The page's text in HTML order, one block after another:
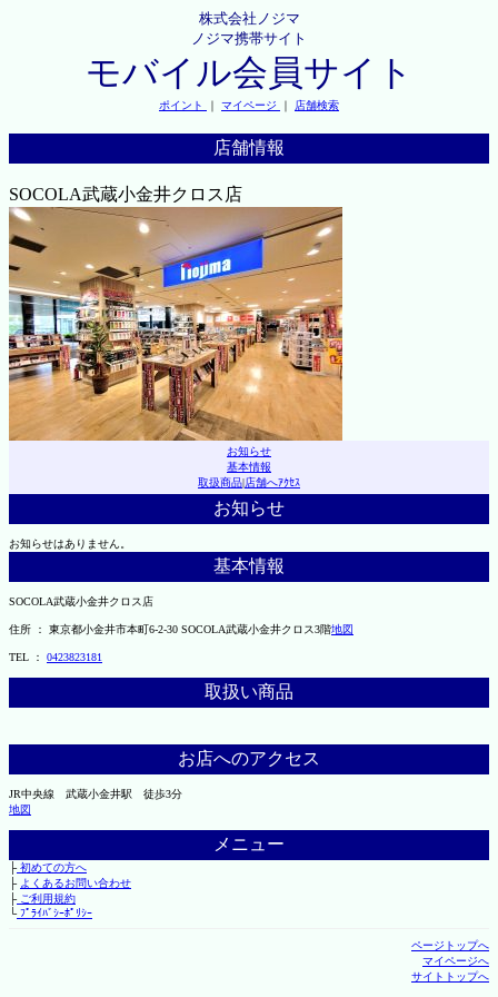
株式会社ノジマ
ノジマ携帯サイト
モバイル会員サイト
ポイント ｜ マイページ ｜ 店舗検索
店舗情報
SOCOLA武蔵小金井クロス店
お知らせ
基本情報
取扱商品|店舗へｱｸｾｽ
お知らせ
お知らせはありません。
基本情報
SOCOLA武蔵小金井クロス店
住所 ： 東京都小金井市本町6-2-30 SOCOLA武蔵小金井クロス3階地図
TEL ： 0423823181
取扱い商品
お店へのアクセス
JR中央線 武蔵小金井駅 徒歩3分
地図
メニュー
├初めての方へ
├ よくあるお問い合わせ
├ご利用規約
└ﾌﾟﾗｲﾊﾞｼｰﾎﾟﾘｼｰ
ページトップへ
マイページへ
サイトトップへ